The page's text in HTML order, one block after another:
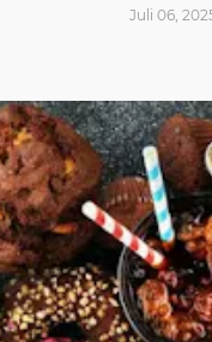
Juli 06,